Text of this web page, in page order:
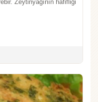
Zeytinyağının hafifliği